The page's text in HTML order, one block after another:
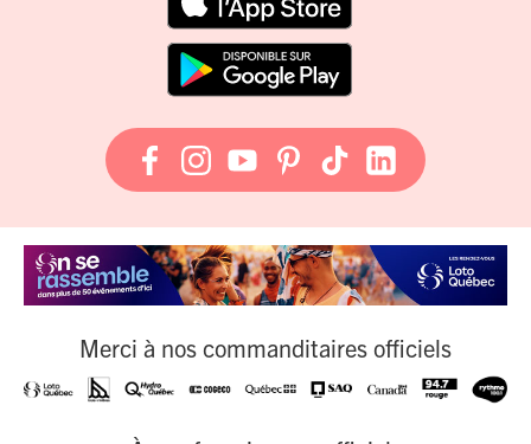
Merci à nos commanditaires officiels